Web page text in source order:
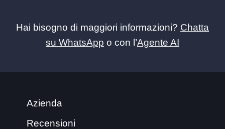
Hai bisogno di maggiori informazioni? Chatta
su WhatsApp o con l’Agente AI
Azienda
Recensioni